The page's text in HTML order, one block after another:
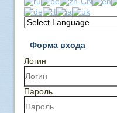
Форма входа
Логин
Пароль